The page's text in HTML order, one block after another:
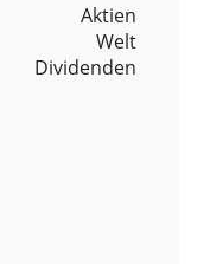
Aktien
Welt
Dividenden